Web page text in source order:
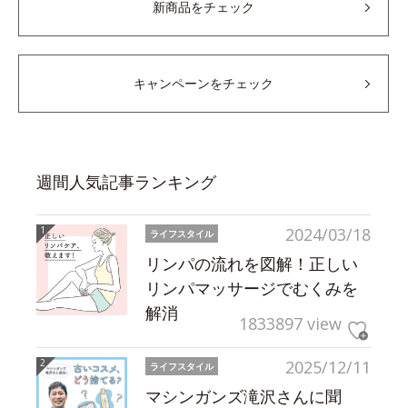
新商品をチェック
キャンペーンをチェック
週間人気記事ランキング
2024/03/18
ライフスタイル
リンパの流れを図解！正しい
リンパマッサージでむくみを
解消
1833897 view
2025/12/11
ライフスタイル
マシンガンズ滝沢さんに聞